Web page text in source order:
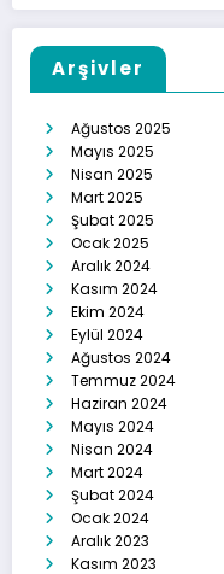
Arşivler
Ağustos 2025
Mayıs 2025
Nisan 2025
Mart 2025
Şubat 2025
Ocak 2025
Aralık 2024
Kasım 2024
Ekim 2024
Eylül 2024
Ağustos 2024
Temmuz 2024
Haziran 2024
Mayıs 2024
Nisan 2024
Mart 2024
Şubat 2024
Ocak 2024
Aralık 2023
Kasım 2023